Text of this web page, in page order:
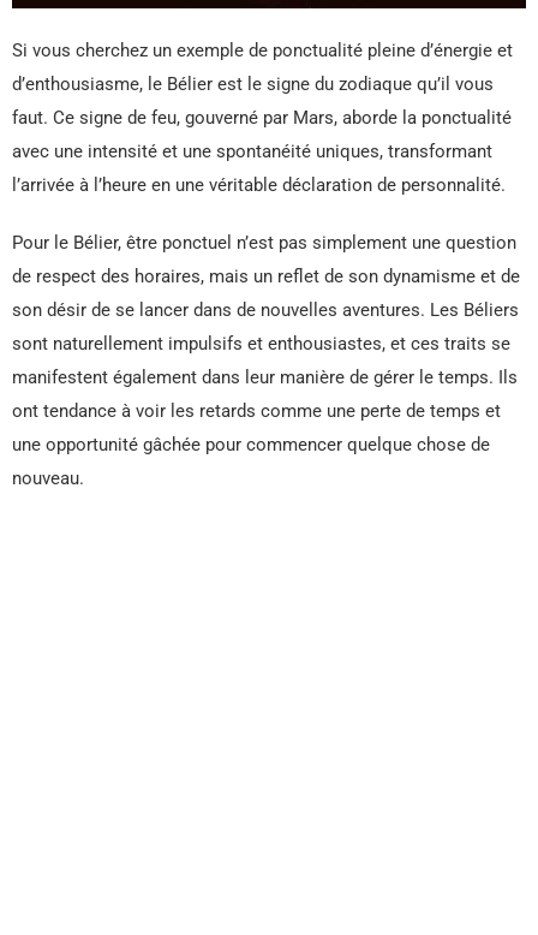
Si vous cherchez un exemple de ponctualité pleine d’énergie et
d’enthousiasme, le Bélier est le signe du zodiaque qu’il vous
faut. Ce signe de feu, gouverné par Mars, aborde la ponctualité
avec une intensité et une spontanéité uniques, transformant
l’arrivée à l’heure en une véritable déclaration de personnalité.
Pour le Bélier, être ponctuel n’est pas simplement une question
de respect des horaires, mais un reflet de son dynamisme et de
son désir de se lancer dans de nouvelles aventures. Les Béliers
sont naturellement impulsifs et enthousiastes, et ces traits se
manifestent également dans leur manière de gérer le temps. Ils
ont tendance à voir les retards comme une perte de temps et
une opportunité gâchée pour commencer quelque chose de
nouveau.